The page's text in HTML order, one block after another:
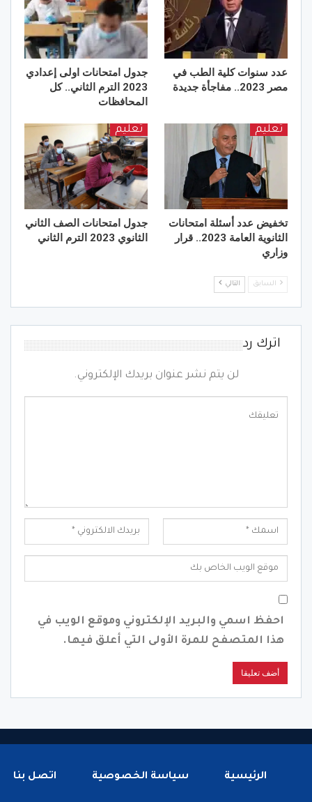
عدد سنوات كلية الطب في
مصر 2023.. مفاجأة جديدة
جدول امتحانات اولى إعدادي
2023 الترم الثاني.. كل
المحافظات
تعليم
تخفيض عدد أسئلة امتحانات
الثانوية العامة 2023.. قرار
وزاري
تعليم
جدول امتحانات الصف الثاني
الثانوي 2023 الترم الثاني
السابق التالي
اترك رد
لن يتم نشر عنوان بريدك الإلكتروني.
احفظ اسمي والبريد الإلكتروني وموقع الويب في
هذا المتصفح للمرة الأولى التي أعلق فيها.
الرئيسية سياسة الخصوصية اتصل بنا